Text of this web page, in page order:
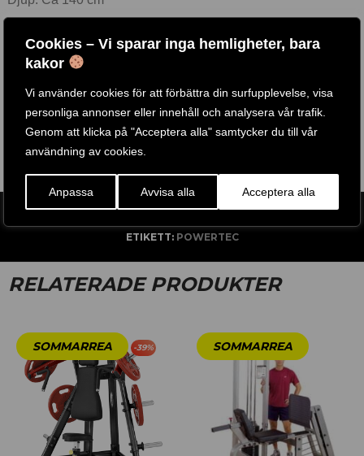
Cookies – Vi sparar inga hemligheter, bara
kakor
Vi använder cookies för att förbättra din surfupplevelse, visa
personliga annonser eller innehåll och analysera vår trafik.
Genom att klicka på "Acceptera alla" samtycker du till vår
användning av cookies.
Anpassa Avvisa alla Acceptera alla
Vikt: 96 kg
Vikt Kapacitet: 275 kg
Startvikt: 20 kg
Viktstorlek: 50 mm
ETIKETT: POWERTEC
RELATERADE PRODUKTER
-39%